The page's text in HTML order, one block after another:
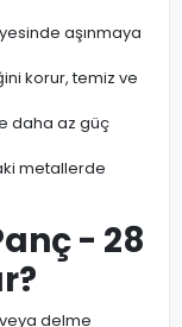
aşınmaya
korur, temiz ve
daha az güç
metallerde
- 28
delme